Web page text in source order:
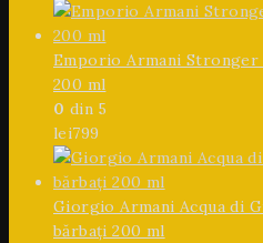
Emporio Armani
200 ml
0 din 5
lei799
Giorgio Armani Acqua di
bărbați 200 ml